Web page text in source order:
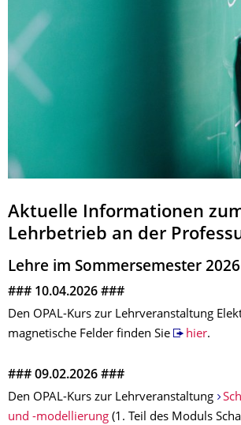
Aktuelle Informationen
Lehrbetrieb an der
Lehre im Sommersemester 2026
### 10.04.2026 ###
Den OPAL-Kurs zur Lehrveranstaltung
magnetische Felder finden Sie
hier.
### 09.02.2026 ###
Den OPAL-Kurs zur Lehrveranstaltung
und -modellierung (1. Teil des Moduls